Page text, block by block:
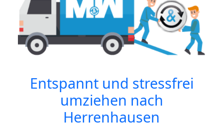
Entspannt und stressfrei
umziehen nach
Herrenhausen